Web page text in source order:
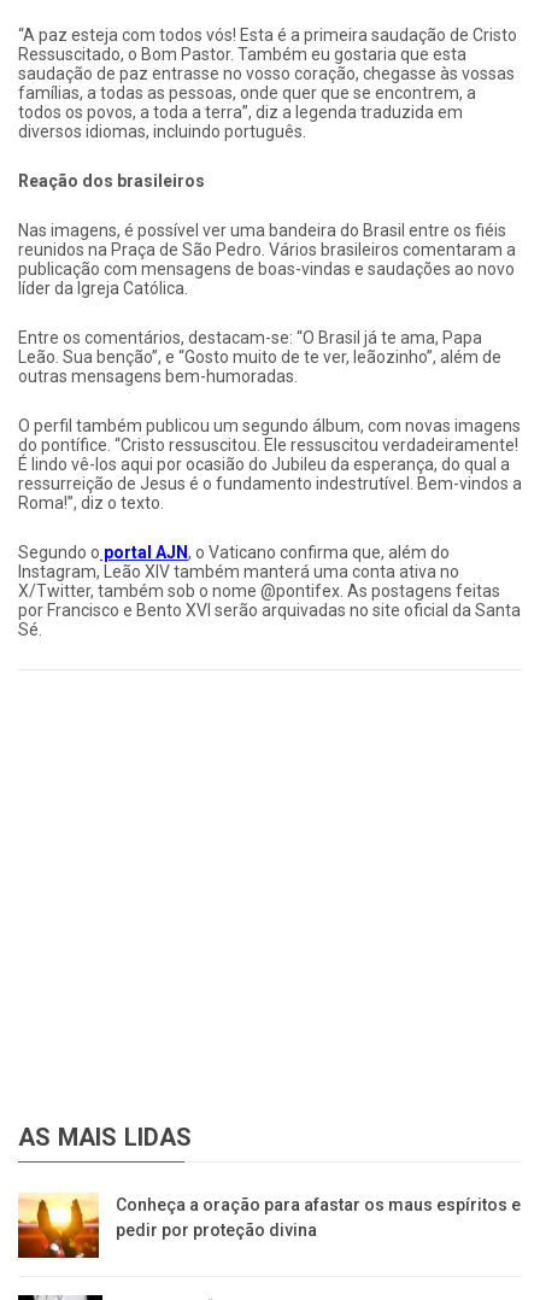
“A paz esteja com todos vós! Esta é a primeira saudação de Cristo
Ressuscitado, o Bom Pastor. Também eu gostaria que esta
saudação de paz entrasse no vosso coração, chegasse às vossas
famílias, a todas as pessoas, onde quer que se encontrem, a
todos os povos, a toda a terra”, diz a legenda traduzida em
diversos idiomas, incluindo português.
Reação dos brasileiros
Nas imagens, é possível ver uma bandeira do Brasil entre os fiéis
reunidos na Praça de São Pedro. Vários brasileiros comentaram a
publicação com mensagens de boas-vindas e saudações ao novo
líder da Igreja Católica.
Entre os comentários, destacam-se: “O Brasil já te ama, Papa
Leão. Sua benção”, e “Gosto muito de te ver, leãozinho”, além de
outras mensagens bem-humoradas.
O perfil também publicou um segundo álbum, com novas imagens
do pontífice. “Cristo ressuscitou. Ele ressuscitou verdadeiramente!
É lindo vê-los aqui por ocasião do Jubileu da esperança, do qual a
ressurreição de Jesus é o fundamento indestrutível. Bem-vindos a
Roma!”, diz o texto.
Segundo o portal AJN, o Vaticano confirma que, além do
Instagram, Leão XIV também manterá uma conta ativa no
X/Twitter, também sob o nome @pontifex. As postagens feitas
por Francisco e Bento XVI serão arquivadas no site oficial da Santa
Sé.
AS MAIS LIDAS
Conheça a oração para afastar os maus espíritos e
pedir por proteção divina